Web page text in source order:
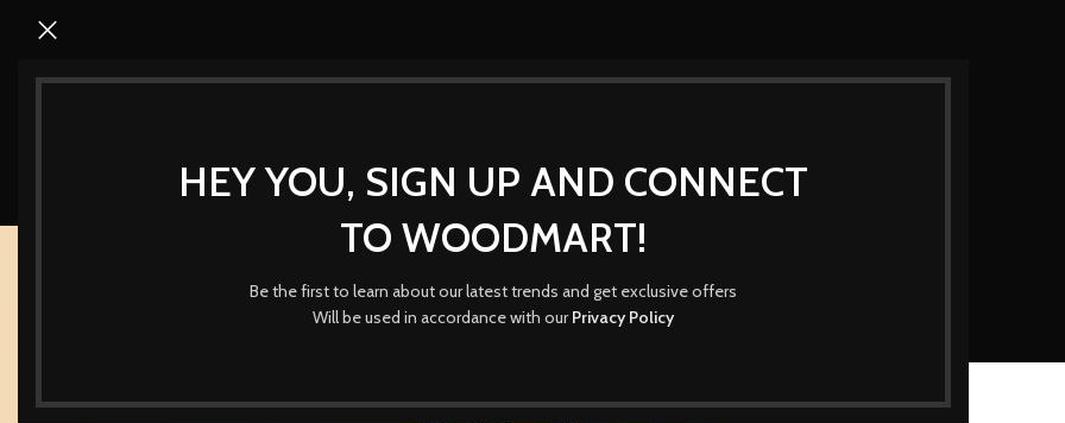
HEY YOU, SIGN UP AND CONNECT
TO WOODMART!
Be the first to learn about our latest trends and get exclusive offers
Will be used in accordance with ourPrivacy PolicyBlog
New home decor from John Doerson